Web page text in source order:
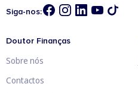
Siga-nos:
Doutor Finanças
Sobre nós
Contactos